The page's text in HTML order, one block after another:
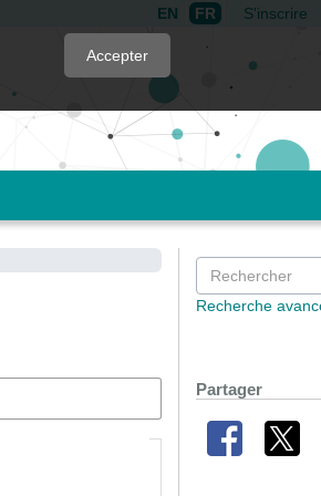
EN FR S'inscrire
Recherche
Partager
Accepter